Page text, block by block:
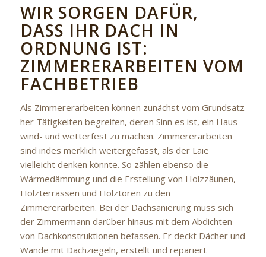
WIR SORGEN DAFÜR,
DASS IHR DACH IN
ORDNUNG IST:
ZIMMERERARBEITEN VOM
FACHBETRIEB
Als Zimmererarbeiten können zunächst vom Grundsatz
her Tätigkeiten begreifen, deren Sinn es ist, ein Haus
wind- und wetterfest zu machen. Zimmererarbeiten
sind indes merklich weitergefasst, als der Laie
vielleicht denken könnte. So zählen ebenso die
Wärmedämmung und die Erstellung von Holzzäunen,
Holzterrassen und Holztoren zu den
Zimmererarbeiten. Bei der Dachsanierung muss sich
der Zimmermann darüber hinaus mit dem Abdichten
von Dachkonstruktionen befassen. Er deckt Dächer und
Wände mit Dachziegeln, erstellt und repariert